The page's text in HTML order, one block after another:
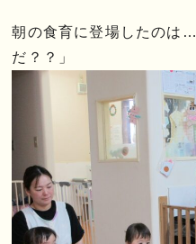
朝の食育に登場したのは
だ？？」